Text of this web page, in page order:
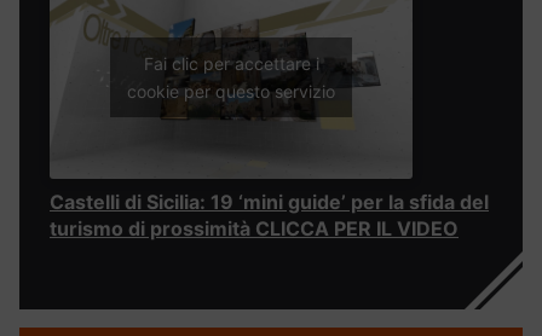
Fai clic per accettare i
cookie per questo servizio
Castelli di Sicilia: 19 ‘mini guide’ per la sfida del
turismo di prossimità CLICCA PER IL VIDEO